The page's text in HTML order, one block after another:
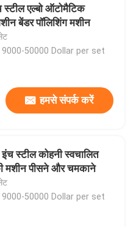
एल्बो ऑटोमैटिक
बेंडर पॉलिशिंग मशीन
9000-50000 Dollar per set
हमसे संपर्क करें
स्टील कोहनी स्वचालित
मशीन पीसने और चमकाने
9000-50000 Dollar per set